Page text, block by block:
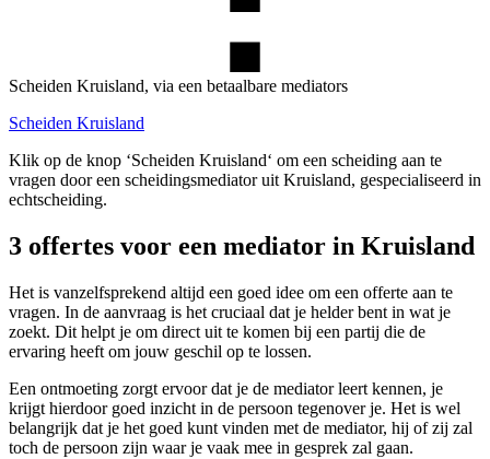
Scheiden Kruisland, via een betaalbare mediators
Scheiden Kruisland
Klik op de knop ‘Scheiden Kruisland‘ om een scheiding aan te
vragen door een scheidingsmediator uit Kruisland, gespecialiseerd in
echtscheiding.
3 offertes voor een mediator in Kruisland
Het is vanzelfsprekend altijd een goed idee om een offerte aan te
vragen. In de aanvraag is het cruciaal dat je helder bent in wat je
zoekt. Dit helpt je om direct uit te komen bij een partij die de
ervaring heeft om jouw geschil op te lossen.
Een ontmoeting zorgt ervoor dat je de mediator leert kennen, je
krijgt hierdoor goed inzicht in de persoon tegenover je. Het is wel
belangrijk dat je het goed kunt vinden met de mediator, hij of zij zal
toch de persoon zijn waar je vaak mee in gesprek zal gaan.